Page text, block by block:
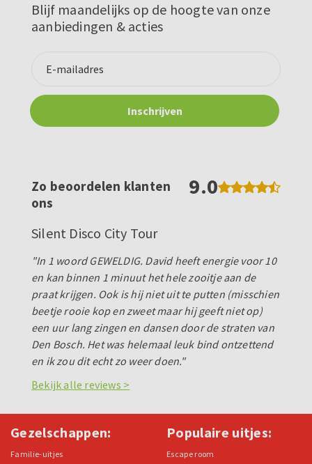
Blijf maandelijks op de hoogte van onze
aanbiedingen & acties
Zo beoordelen klanten
ons
9.0
Silent Disco City Tour
"In 1 woord GEWELDIG. David heeft energie voor 10
en kan binnen 1 minuut het hele zooitje aan de
praat krijgen. Ook is hij niet uit te putten (misschien
beetje rooie kop en zweet maar hij geeft niet op)
een uur lang zingen en dansen door de straten van
Den Bosch. Het was helemaal leuk bind ontzettend
en ik zou dit echt zo weer doen."
Bekijk alle reviews >
Gezelschappen:
Familie-uitjes
Populaire uitjes:
Escape room